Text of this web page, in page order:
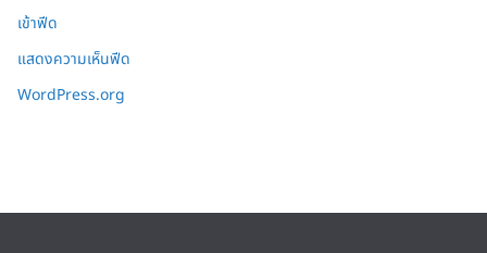
เข้าฟีด
แสดงความเห็นฟีด
WordPress.org